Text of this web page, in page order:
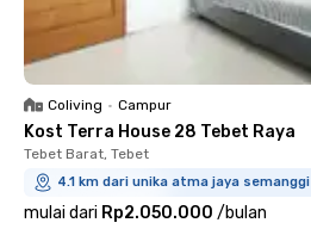
Coliving • Campur
Kost Terra House 28 Tebet Raya
Tebet Barat, Tebet
4.1 km dari unika atma jaya semanggi
mulai dari Rp2.050.000 /bulan